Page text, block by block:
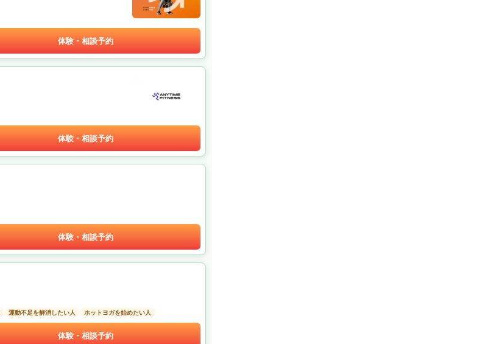
体験・相談予約
体験・相談予約
体験・相談予約
運動不足を解消したい人 ホットヨガを始めたい人
体験・相談予約